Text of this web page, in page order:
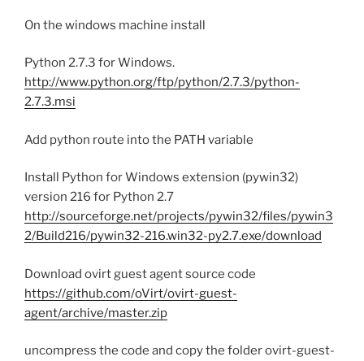
On the windows machine install
Python 2.7.3 for Windows.
http://www.python.org/ftp/python/2.7.3/python-
2.7.3.msi
Add python route into the PATH variable
Install Python for Windows extension (pywin32)
version 216 for Python 2.7
http://sourceforge.net/projects/pywin32/files/pywin3
2/Build216/pywin32-216.win32-py2.7.exe/download
Download ovirt guest agent source code
https://github.com/oVirt/ovirt-guest-
agent/archive/master.zip
uncompress the code and copy the folder ovirt-guest-